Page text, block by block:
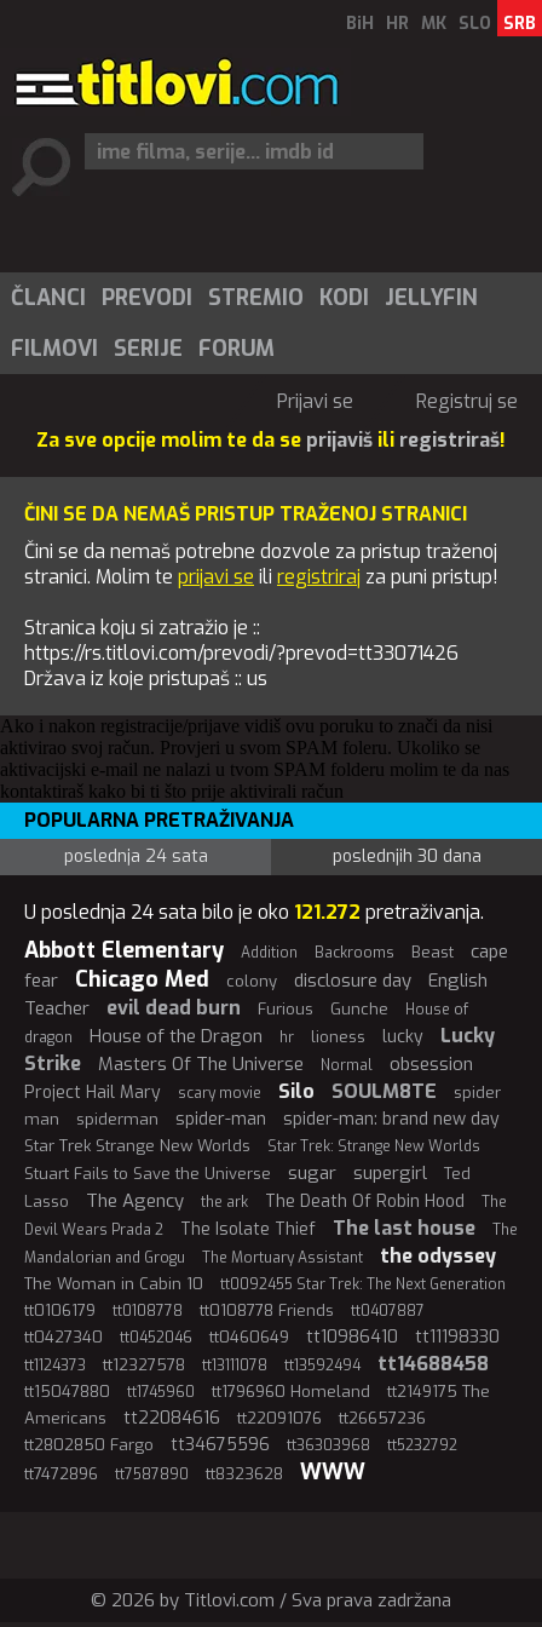
BiH HR MK SLO SRB
ČLANCI PREVODI STREMIO KODI
JELLYFIN
FILMOVI
SERIJE FORUM
Prijavi se
Registruj se
Za sve opcije molim te da se prijaviš ili registriraš!
ČINI SE DA NEMAŠ PRISTUP TRAŽENOJ STRANICI
Čini se da nemaš potrebne dozvole za pristup traženoj
stranici. Molim te prijavi se ili registriraj za puni pristup!
Stranica koju si zatražio je ::
https://rs.titlovi.com/prevodi/?prevod=tt33071426
Država iz koje pristupaš :: us
Ako i nakon registracije/prijave vidiš ovu poruku to znači da nisi
aktivirao svoj račun. Provjeri u svom SPAM foleru. Ukoliko se
aktivacijski e-mail ne nalazi u tvom SPAM folderu molim te da nas
kontaktiraš kako bi ti što prije aktivirali račun
POPULARNA PRETRAŽIVANJA
poslednja 24 sata poslednjih 30 dana
U poslednja 24 sata bilo je oko 121.272 pretraživanja.
Abbott Elementary Addition Backrooms Beast
cape
fear
Chicago Med colony disclosure day
English
Teacher
evil dead burn Furious Gunche
House of
dragon
House of the Dragon hr lioness lucky
Lucky
Strike
Masters Of The Universe Normal obsession
Project Hail Mary scary movie Silo SOULM8TE
spider
man
spiderman spider-man spider-man: brand new day
Star Trek Strange New Worlds Star Trek: Strange New Worlds
Stuart Fails to Save the Universe sugar supergirl
Ted
Lasso
The Agency the ark The Death Of Robin Hood
The
Devil Wears Prada 2
The Isolate Thief The last house
The
Mandalorian and Grogu
The Mortuary Assistant the odyssey
The Woman in Cabin 10 tt0092455 Star Trek: The Next Generation
tt0106179 tt0108778 tt0108778 Friends tt0407887
tt0427340 tt0452046 tt0460649 tt10986410 tt11198330
tt1124373 tt12327578 tt13111078 tt13592494 tt14688458
tt15047880 tt1745960 tt1796960 Homeland
tt2149175 The
Americans
tt22084616 tt22091076
tt26657236
tt2802850 Fargo
tt34675596 tt36303968 tt5232792
tt7472896 tt7587890 tt8323628 WWW
© 2026 by Titlovi.com / Sva prava zadržana